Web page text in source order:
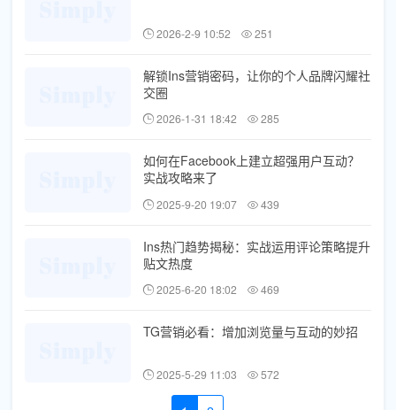
2026-2-9 10:52 251
解锁Ins营销密码，让你的个人品牌闪耀社
交圈
2026-1-31 18:42 285
如何在Facebook上建立超强用户互动？
实战攻略来了
2025-9-20 19:07 439
Ins热门趋势揭秘：实战运用评论策略提升
贴文热度
2025-6-20 18:02 469
TG营销必看：增加浏览量与互动的妙招
2025-5-29 11:03 572